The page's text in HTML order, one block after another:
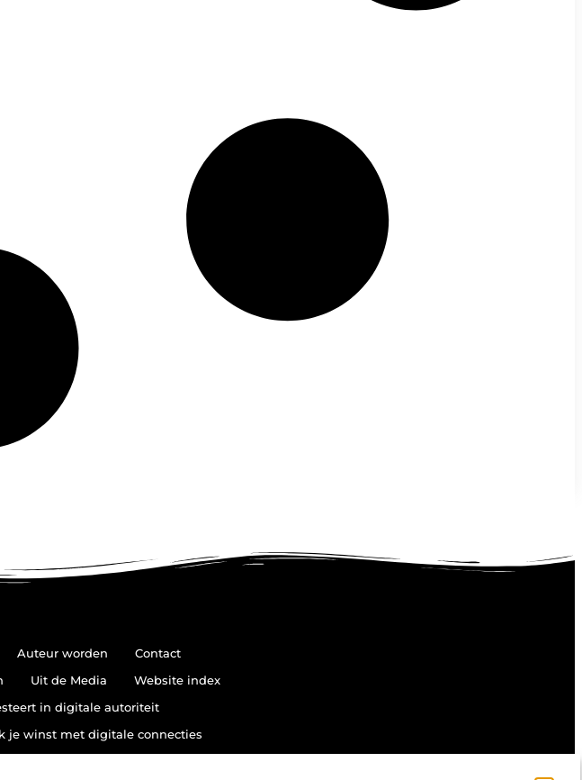
Auteur worden
Contact
Uit de Media
Website index
in digitale autoriteit
je winst met digitale connecties